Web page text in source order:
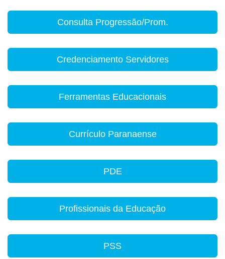
Consulta Progressão/Prom.
Credenciamento Servidores
Ferramentas Educacionais
Currículo Paranaense
PDE
Profissionais da Educação
PSS